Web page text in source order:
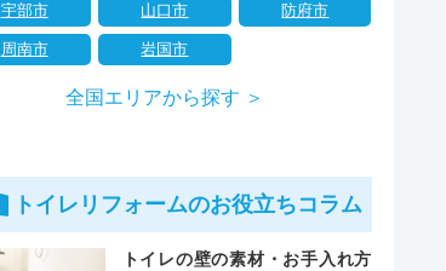
宇部市 山口市 防府市
周南市 岩国市
全国エリアから探す ＞
トイレリフォームのお役立ちコラム
トイレの壁の素材・お手入れ方